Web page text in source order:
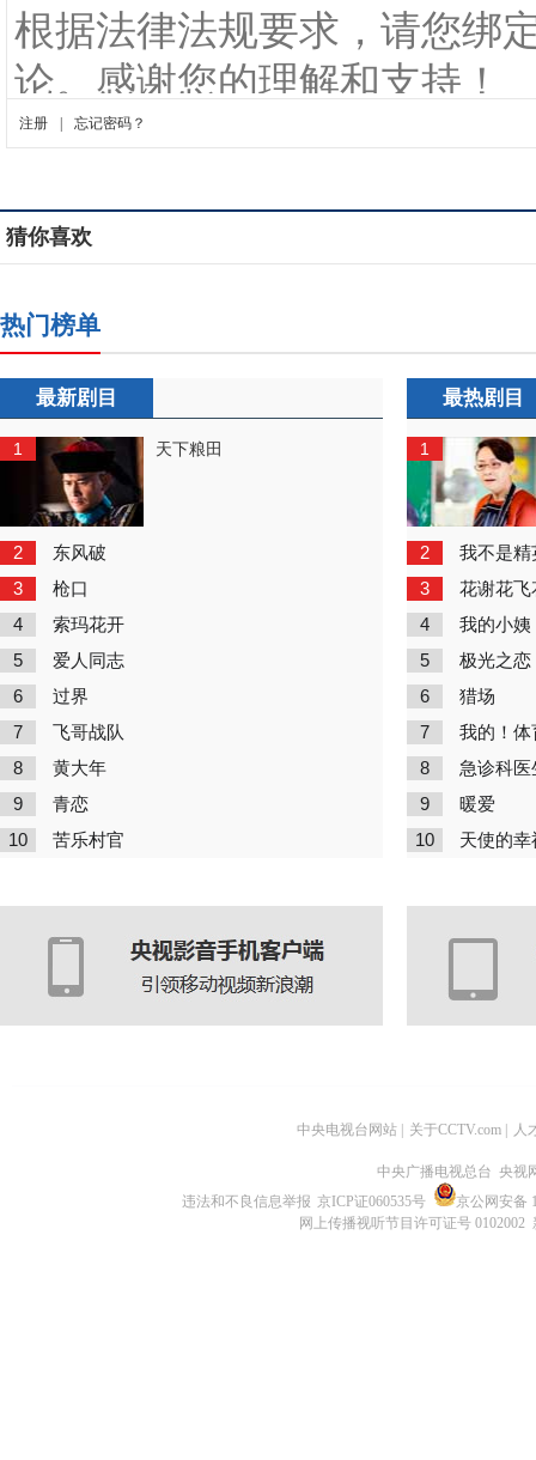
猜你喜欢
热门榜单
最新剧目
1 天下粮田
2 东风破
3 枪口
4 索玛花开
5 爱人同志
6 过界
7 飞哥战队
8 黄大年
9 青恋
10 苦乐村官
最热剧目
1
2 我不是精
3 花谢花飞
4 我的小姨
5 极光之恋
6 猎场
7 我的！体
8 急诊科医
9 暖爱
10 天使的幸
中央电视台网站 关于CCTV.com 人
中央广播电视总台 央视
违法和不良信息举报 京ICP证060535号
京公网安备
网上传播视听节目许可证号 0102002